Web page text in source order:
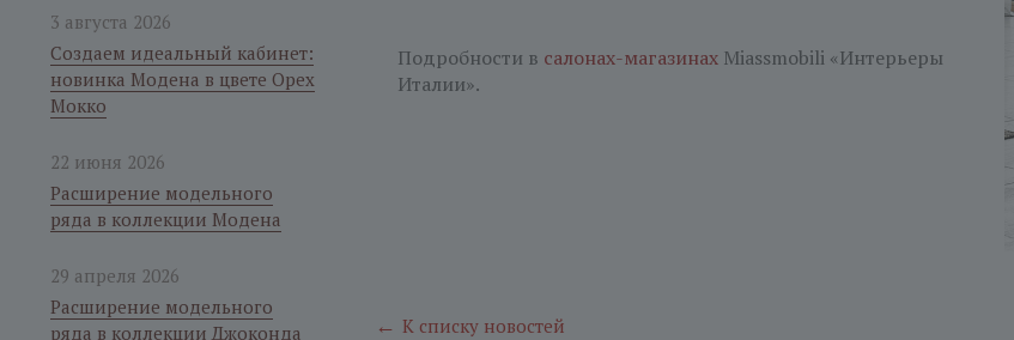
Подробности в салонах-магазинах Miassmobili «Интерьеры
Италии».
← К списку новостей
3 августа 2026
Создаем идеальный кабинет:
новинка Модена в цвете Орех
Мокко
22 июня 2026
Расширение модельного
ряда в коллекции Модена
29 апреля 2026
Расширение модельного
ряда в коллекции Джоконда